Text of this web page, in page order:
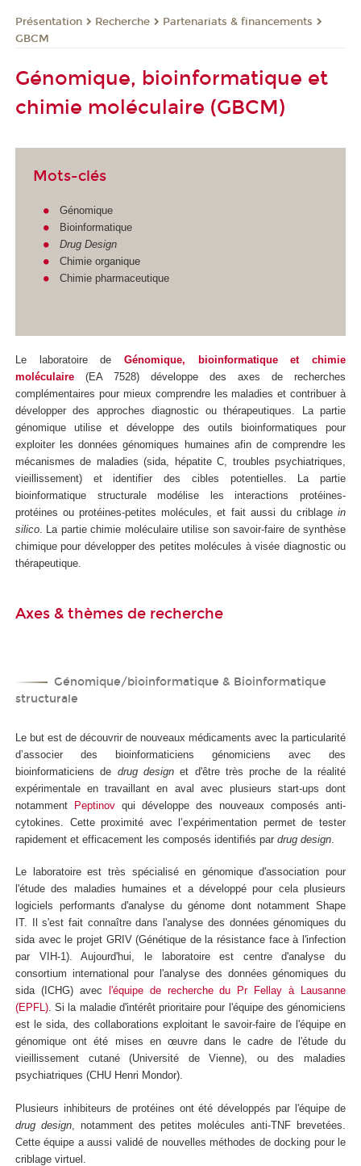
Présentation Recherche
Partenariats & financements
GBCM
Génomique, bioinformatique et
chimie moléculaire (GBCM)
Mots-clés
Génomique
Bioinformatique
Drug Design
Chimie organique
Chimie pharmaceutique
Le laboratoire deGénomique, bioinformatique et chimie
moléculaire
(EA 7528) développe des axes de recherches
complémentaires pour mieux comprendre les maladies et contribuer à
développer des approches diagnostic ou thérapeutiques. La partie
génomique utilise et développe des outils bioinformatiques pour
exploiter les données génomiques humaines afin de comprendre les
mécanismes de maladies (sida, hépatite C, troubles psychiatriques,
vieillissement) et identifier des cibles potentielles. La partie
bioinformatique structurale modélise les interactions protéines-
protéines ou protéines-petites molécules, et fait aussi du criblage in
silico. La partie chimie moléculaire utilise son savoir-faire de synthèse
chimique pour développer des petites molécules à visée diagnostic ou
thérapeutique.
Axes & thèmes de recherche
Génomique/bioinformatique & Bioinformatique
structurale
Le but est de découvrir de nouveaux médicaments avec la particularité
d’associer des bioinformaticiens génomiciens avec des
bioinformaticiens de drug designet d'être très proche de la réalité
expérimentale en travaillant en aval avec plusieurs start-ups dont
notamment Peptinov qui développe des nouveaux composés anti-
cytokines. Cette proximité avec l’expérimentation permet de tester
rapidement et efficacement les composés identifiés par drug design
Le laboratoire est très spécialisé en génomique d'association pour
l'étude des maladies humaines et a développé pour cela plusieurs
logiciels performants d'analyse du génome dont notamment Shape
IT. Il s'est fait connaître dans l'analyse des données génomiques du
sida avec le projet GRIV (Génétique de la résistance face à l'infection
par VIH-1). Aujourd'hui, le laboratoire est centre d'analyse du
consortium international pour l'analyse des données génomiques du
sida (ICHG) avec
l'équipe de recherche du Pr Fellay à Lausanne
(EPFL). Si la maladie d'intérêt prioritaire pour l'équipe des génomiciens
est le sida, des collaborations exploitant le savoir-faire de l'équipe en
génomique ont été mises en œuvre dans le cadre de l'étude du
vieillissement cutané (Université de Vienne), ou des maladies
psychiatriques (CHU Henri Mondor).
Plusieurs inhibiteurs de protéines ont été développés par l'équipe de
drug design, notamment des petites molécules anti-TNF brevetées.
Cette équipe a aussi validé de nouvelles méthodes de docking pour le
criblage virtuel.